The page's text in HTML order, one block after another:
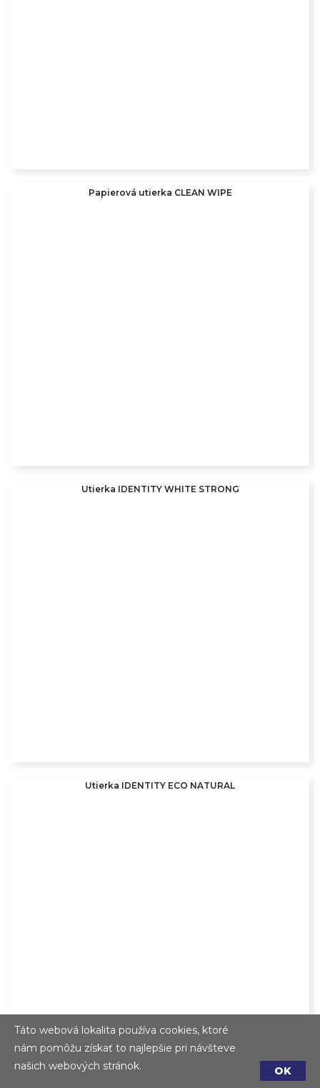
Táto webová lokalita používa cookies, ktoré
nám pomôžu získať to najlepšie pri návšteve
našich webových stránok.
OK
Papierová utierka CLEAN WIPE
Utierka IDENTITY WHITE STRONG
Utierka IDENTITY ECO NATURAL